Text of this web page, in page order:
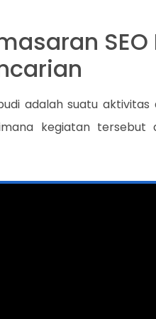
adalah suatu
kegiatan